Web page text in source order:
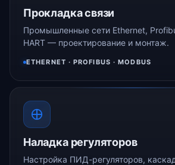
Прокладка связи
Промышленные сети Ethernet,
HART — проектирование и монтаж.
ETHERNET · PROFIBUS · MODBUS
Наладка регуляторов
Настройка ПИД-регуляторов,